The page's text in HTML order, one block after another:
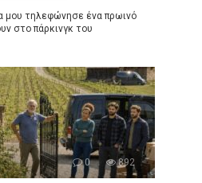
μου τηλεφώνησε ένα πρωινό
στο πάρκινγκ του
0 892